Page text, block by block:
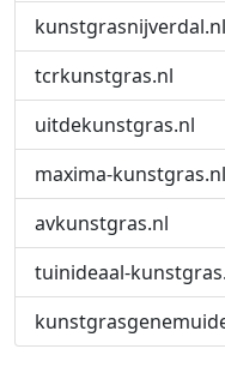
kunstgrasnijverdal.nl
tcrkunstgras.nl
uitdekunstgras.nl
maxima-kunstgras.nl
avkunstgras.nl
tuinideaal-